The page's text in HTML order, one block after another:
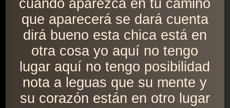
cuando aparezca en tu camino
que aparecerá se dará cuenta
dirá bueno esta chica está en
otra cosa yo aquí no tengo
lugar aquí no tengo posibilidad
nota a leguas que su mente y
su corazón están en otro lugar